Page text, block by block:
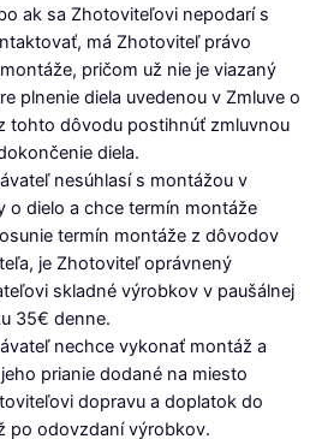
ak sa Zhotoviteľovi nepodarí s
má Zhotoviteľ právo
pričom už nie je viazaný
plnenie diela uvedenou v Zmluve o
tohto dôvodu postihnúť zmluvnou
diela.
nesúhlasí s montážou v
o dielo a chce termín montáže
termín montáže z dôvodov
je Zhotoviteľ oprávnený
skladné výrobkov v paušálnej
35€ denne.
nechce vykonať montáž a
prianie dodané na miesto
dopravu a doplatok do
po odovzdaní výrobkov.